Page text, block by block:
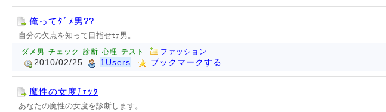
俺ってﾀﾞﾒ男??
自分の欠点を知って目指せﾓﾃ男。
ダメ男 チェック 診断 心理 テスト ファッション
2010/02/25 1Users ブックマークする
魔性の女度ﾁｪｯｸ
あなたの魔性の女度を診断します。